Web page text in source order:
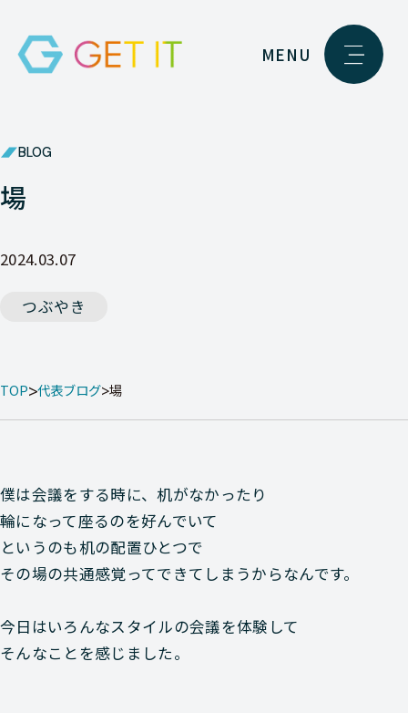
MENU
BLOG
場
2024.03.07
つぶやき
TOP 代表ブログ 場
僕は会議をする時に、机がなかったり
輪になって座るのを好んでいて
というのも机の配置ひとつで
その場の共通感覚ってできてしまうからなんです。
今日はいろんなスタイルの会議を体験して
そんなことを感じました。